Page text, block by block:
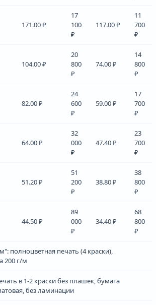
171.00 ₽
17
100
₽
117.00 ₽
11
700
₽
104.00 ₽
20
800
₽
74.00 ₽
14
800
₽
82.00 ₽
24
600
₽
59.00 ₽
17
700
₽
64.00 ₽
32
000
₽
47.40 ₽
23
700
₽
51.20 ₽
51
200
₽
38.80 ₽
38
800
₽
44.50 ₽
89
000
₽
34.40 ₽
68
800
₽
полноцветная печать (4 краски),
200 г/м
в 1-2 краски без плашек, бумага
без ламинации